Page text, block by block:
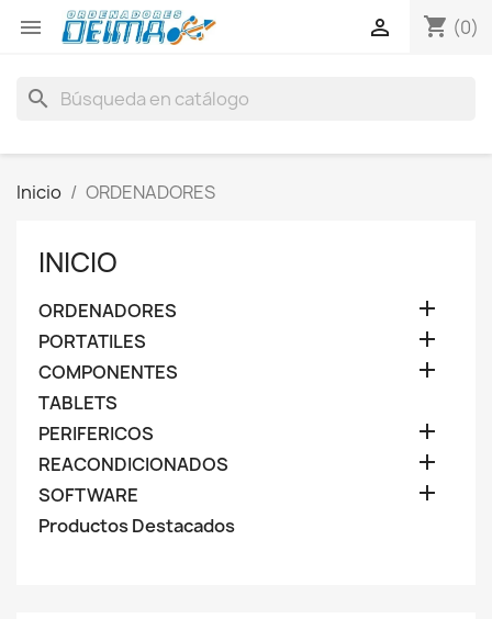
 shopping_cart (0)

search
Inicio ORDENADORES
INICIO
ORDENADORES 
PORTATILES 
COMPONENTES 
TABLETS
PERIFERICOS

REACONDICIONADOS 
SOFTWARE 
Productos Destacados